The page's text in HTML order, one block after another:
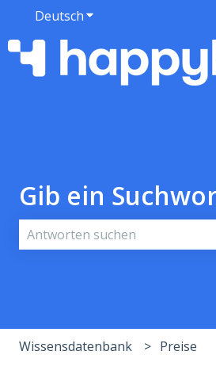
DeutschUntermenü für
Gib ein
Wissensdatenbank Preise